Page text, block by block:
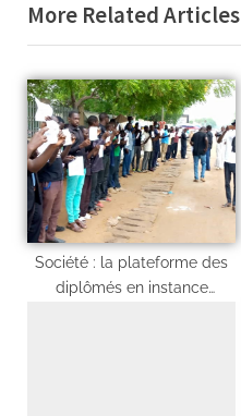
More Related Articles
Société : la plateforme des
diplômés en instance